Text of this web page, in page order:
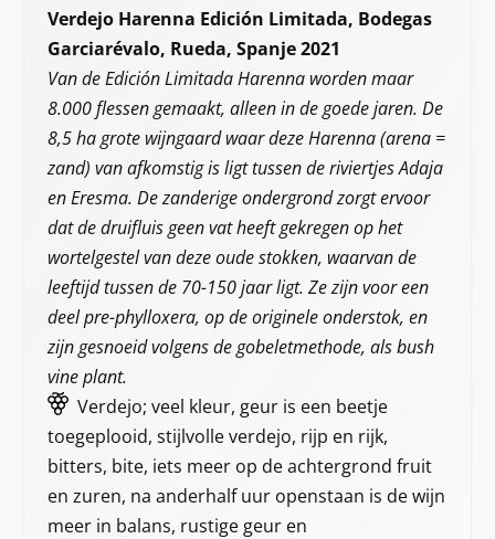
Verdejo Harenna Edición Limitada, Bodegas
Garciarévalo, Rueda, Spanje 2021
Van de Edición Limitada Harenna worden maar
8.000 flessen gemaakt, alleen in de goede jaren. De
8,5 ha grote wijngaard waar deze Harenna (arena =
zand) van afkomstig is ligt tussen de riviertjes Adaja
en Eresma. De zanderige ondergrond zorgt ervoor
dat de druifluis geen vat heeft gekregen op het
wortelgestel van deze oude stokken, waarvan de
leeftijd tussen de 70-150 jaar ligt. Ze zijn voor een
deel pre-phylloxera, op de originele onderstok, en
zijn gesnoeid volgens de gobeletmethode, als bush
vine plant.
Verdejo; veel kleur, geur is een beetje
toegeplooid, stijlvolle verdejo, rijp en rijk,
bitters, bite, iets meer op de achtergrond fruit
en zuren, na anderhalf uur openstaan is de wijn
meer in balans, rustige geur en